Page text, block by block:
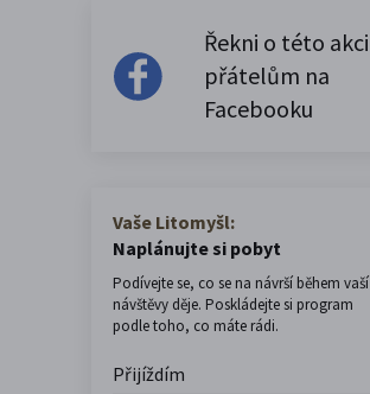
Řekni o této akci
přátelům na
Facebooku
Vaše Litomyšl:
Naplánujte si pobyt
Podívejte se, co se na návrší během vaší
návštěvy děje. Poskládejte si program
podle toho, co máte rádi.
Přijíždím